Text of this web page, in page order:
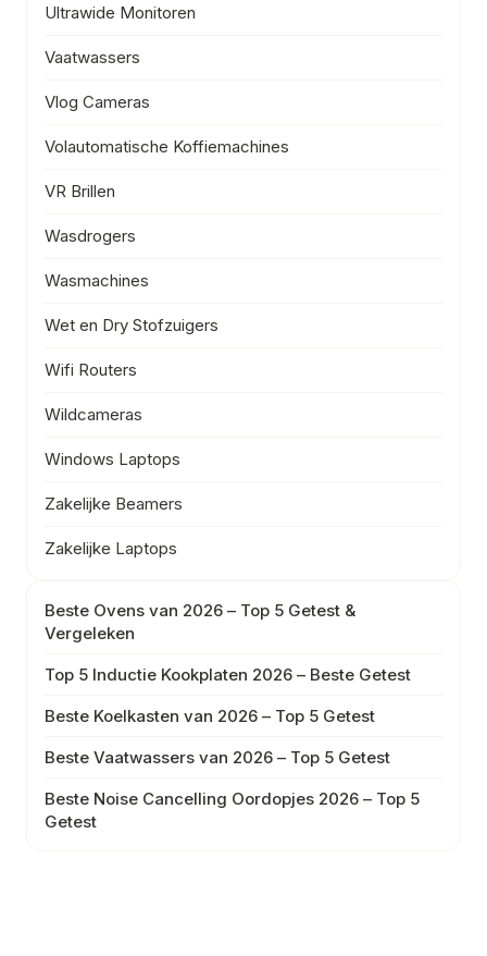
Ultrawide Monitoren
Vaatwassers
Vlog Cameras
Volautomatische Koffiemachines
VR Brillen
Wasdrogers
Wasmachines
Wet en Dry Stofzuigers
Wifi Routers
Wildcameras
Windows Laptops
Zakelijke Beamers
Zakelijke Laptops
Beste Ovens van 2026 – Top 5 Getest &
Vergeleken
Top 5 Inductie Kookplaten 2026 – Beste Getest
Beste Koelkasten van 2026 – Top 5 Getest
Beste Vaatwassers van 2026 – Top 5 Getest
Beste Noise Cancelling Oordopjes 2026 – Top 5
Getest